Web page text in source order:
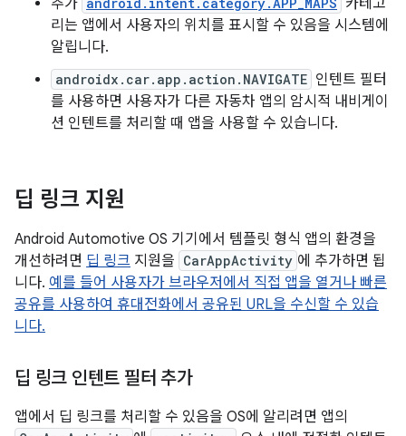
추가
카테고
리는 앱에서 사용자의 위치를 표시할 수 있음을 시스템에
알립니다.
androidx.car.app.action.NAVIGATE 인텐트 필터
를 사용하면 사용자가 다른 자동차 앱의 암시적 내비게이
션 인텐트를 처리할 때 앱을 사용할 수 있습니다.
딥 링크 지원
Android Automotive OS 기기에서 템플릿 형식 앱의 환경을
개선하려면 딥 링크 지원을 CarAppActivity 에 추가하면 됩
니다. 예를 들어 사용자가 브라우저에서 직접 앱을 열거나 빠른
공유를 사용하여 휴대전화에서 공유된 URL을 수신할 수 있습
니다.
딥 링크 인텐트 필터 추가
앱에서 딥 링크를 처리할 수 있음을 OS에 알리려면 앱의